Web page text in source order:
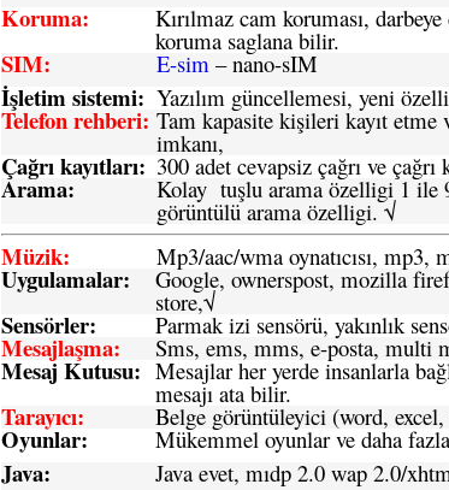
Koruma: Kırılmaz cam koruması,
koruma saglana bilir.
SIM: E-sim – nano-sIM
İşletim sistemi: Yazılım güncellemesi, yeni
Telefon rehberi: Tam kapasite kişileri kayıt etme
imkanı,
Çağrı kayıtları: 300 adet cevapsiz çağrı ve
Arama: Kolay tuşlu arama özelligi 1 ile
görüntülü arama özelligi. √
Müzik: Mp3/aac/wma oynatıcısı, mp3,
Uygulamalar: Google, ownerspost, mozilla
store,√
Sensörler: Parmak izi sensörü, yakınlık
Mesajlaşma: Sms, ems, mms, e-posta, multi
Mesaj Kutusu: Mesajlar her yerde insanlarla
mesajı ata bilir.
Tarayıcı: Belge görüntüleyici (word,
Oyunlar: Mükemmel oyunlar ve daha
Java: Java evet, mıdp 2.0 wap 2.0/